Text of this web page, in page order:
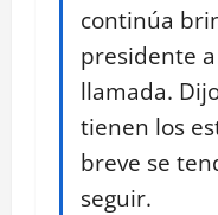
continúa
presidente
llamada.
tienen los
breve se
seguir.